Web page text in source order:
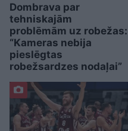
Dombrava par
tehniskajām
problēmām uz robežas:
“Kameras nebija
pieslēgtas
robežsardzes nodaļai”